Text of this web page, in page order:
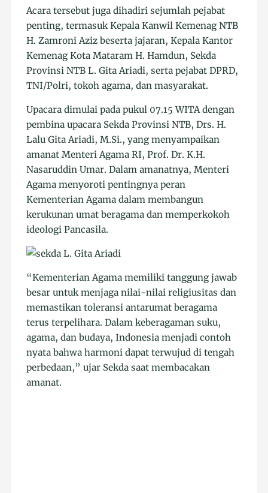
Acara tersebut juga dihadiri sejumlah pejabat
penting, termasuk Kepala Kanwil Kemenag NTB
H. Zamroni Aziz beserta jajaran, Kepala Kantor
Kemenag Kota Mataram H. Hamdun, Sekda
Provinsi NTB L. Gita Ariadi, serta pejabat DPRD,
TNI/Polri, tokoh agama, dan masyarakat.
Upacara dimulai pada pukul 07.15 WITA dengan
pembina upacara Sekda Provinsi NTB, Drs. H.
Lalu Gita Ariadi, M.Si., yang menyampaikan
amanat Menteri Agama RI, Prof. Dr. K.H.
Nasaruddin Umar. Dalam amanatnya, Menteri
Agama menyoroti pentingnya peran
Kementerian Agama dalam membangun
kerukunan umat beragama dan memperkokoh
ideologi Pancasila.
“Kementerian Agama memiliki tanggung jawab
besar untuk menjaga nilai-nilai religiusitas dan
memastikan toleransi antarumat beragama
terus terpelihara. Dalam keberagaman suku,
agama, dan budaya, Indonesia menjadi contoh
nyata bahwa harmoni dapat terwujud di tengah
perbedaan,” ujar Sekda saat membacakan
amanat.